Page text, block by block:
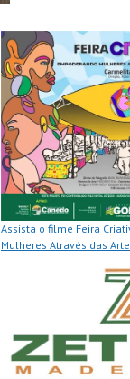
Assista o filme Feira
Mulheres Através das